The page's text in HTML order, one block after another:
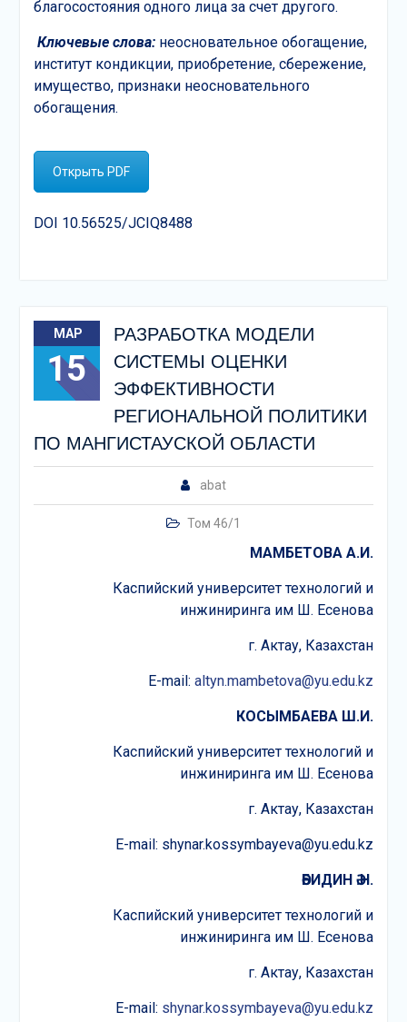
благосостояния одного лица за счет другого.
Ключевые слова:неосновательное обогащение,
институт кондикции, приобретение, сбережение,
имущество, признаки неосновательного
обогащения.
Открыть PDF
DOI 10.56525/JCIQ8488
МАР
15
РАЗРАБОТКА МОДЕЛИ
СИСТЕМЫ ОЦЕНКИ
ЭФФЕКТИВНОСТИ
РЕГИОНАЛЬНОЙ ПОЛИТИКИ
ПО МАНГИСТАУСКОЙ ОБЛАСТИ
abat
Том 46/1
МАМБЕТОВА А.И.
Каспийский университет технологий и
инжиниринга им Ш. Есенова
г. Актау, Казахстан
E-mail:altyn.mambetova@yu.edu.kz
КОСЫМБАЕВА Ш.И.
Каспийский университет технологий и
инжиниринга им Ш. Есенова
г. Актау, Казахстан
E-mail: shynar.kossymbayeva@yu.edu.kz
ӘБИДИН Ә.Н.
Каспийский университет технологий и
инжиниринга им Ш. Есенова
г. Актау, Казахстан
E-mail: shynar.kossymbayeva@yu.edu.kz